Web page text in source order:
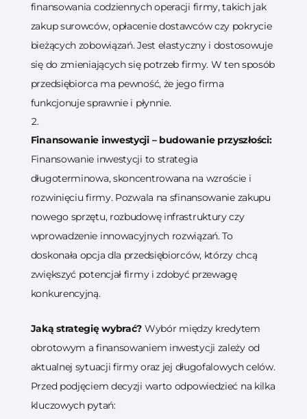
finansowania codziennych operacji firmy, takich jak
zakup surowców, opłacenie dostawców czy pokrycie
bieżących zobowiązań. Jest elastyczny i dostosowuje
się do zmieniających się potrzeb firmy. W ten sposób
przedsiębiorca ma pewność, że jego firma
funkcjonuje sprawnie i płynnie.
Finansowanie inwestycji – budowanie przyszłości:
Finansowanie inwestycji to strategia
długoterminowa, skoncentrowana na wzroście i
rozwinięciu firmy. Pozwala na sfinansowanie zakupu
nowego sprzętu, rozbudowę infrastruktury czy
wprowadzenie innowacyjnych rozwiązań. To
doskonała opcja dla przedsiębiorców, którzy chcą
zwiększyć potencjał firmy i zdobyć przewagę
konkurencyjną.
Jaką strategię wybrać? Wybór między kredytem
obrotowym a finansowaniem inwestycji zależy od
aktualnej sytuacji firmy oraz jej długofalowych celów.
Przed podjęciem decyzji warto odpowiedzieć na kilka
kluczowych pytań: